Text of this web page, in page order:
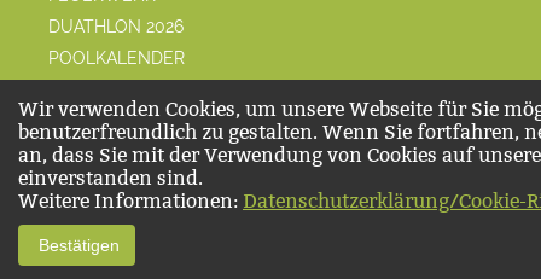
DUATHLON 2026
POOLKALENDER
Wir verwenden Cookies, um unsere Webseite für Sie
benutzerfreundlich zu gestalten. Wenn Sie fortfahren,
an, dass Sie mit der Verwendung von Cookies auf
einverstanden sind.
Weitere Informationen: Datenschutzerklärung/Cookie-
Bestätigen